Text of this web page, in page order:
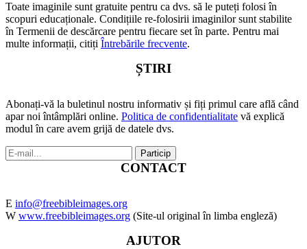
Toate imaginile sunt gratuite pentru ca dvs. să le puteți folosi în
scopuri educaționale. Condițiile re-folosirii imaginilor sunt stabilite
în Termenii de descărcare pentru fiecare set în parte. Pentru mai
multe informații, citiți Întrebările frecvente.
ȘTIRI
Abonați-vă la buletinul nostru informativ și fiți primul care află când
apar noi întâmplări online. Politica de confidentialitate vă explică
modul în care avem grijă de datele dvs.
CONTACT
E info@freebibleimages.org
W www.freebibleimages.org (Site-ul original în limba engleză)
AJUTOR